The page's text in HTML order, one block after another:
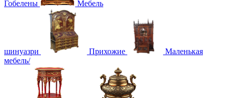
Гобелены Мебель
шинуазри Прихожие
Маленькая
мебель/